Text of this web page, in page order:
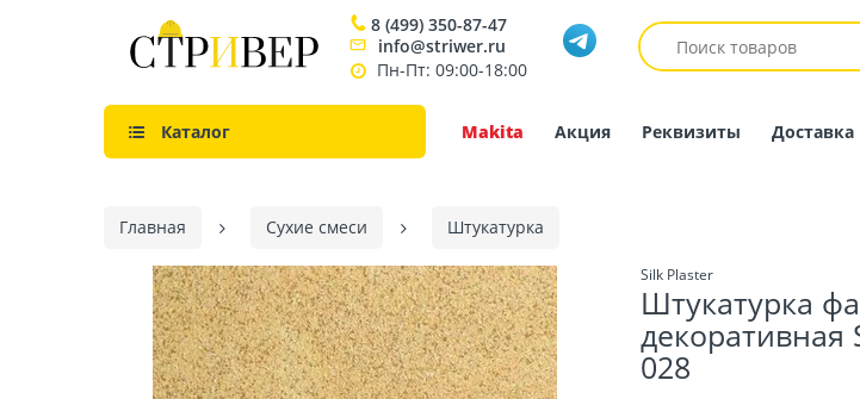
8 (499) 350-87-47
info@striwer.ru
Пн-Пт: 09:00-18:00
Каталог Makita Акция Реквизиты Доставка
Главная Сухие смеси Штукатурка
Silk Plaster
Штукатурка
декоративная
028